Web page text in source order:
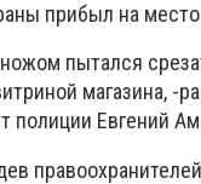
прибыл на
пытался
магазина, -
полиции Евгений